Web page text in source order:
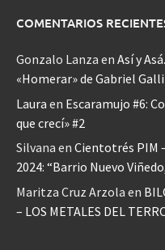
COMENTARIOS
Gonzalo Lanza en Así y
«Homerar» de Gabriel Galli
Laura en Escaramujo #6:
que crecí» #2
Silvana en Cientotrés PIM
2024: “Barrio Nuevo
Maritza Cruz Arzola en
– LOS METALES DEL